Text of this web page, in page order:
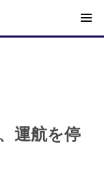
運航を停